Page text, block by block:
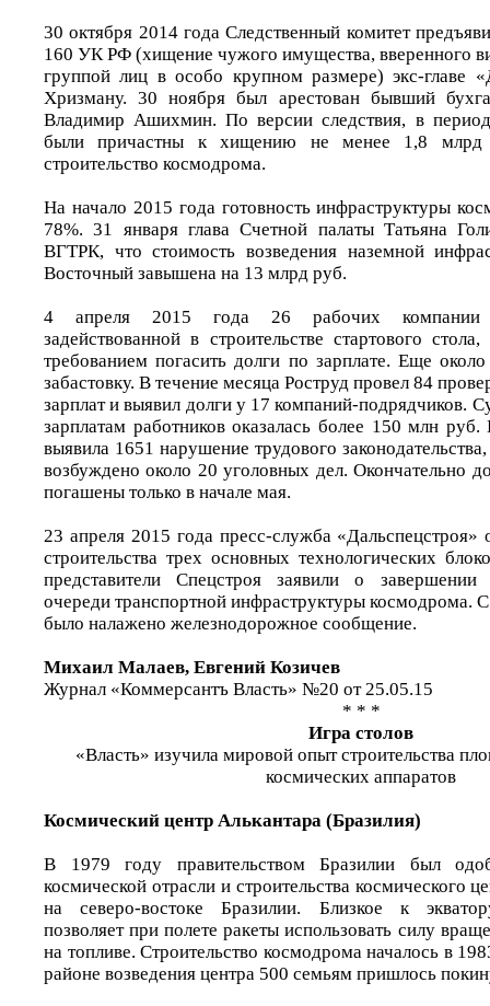
30 октября 2014 года Следственный комитет
160 УК РФ (хищение чужого имущества, вверенного
группой лиц в особо крупном размере) экс-главе
Хризману. 30 ноября был арестован бывший
Владимир Ашихмин. По версии следствия, в
были причастны к хищению не менее 1,8 млрд
строительство космодрома.
На начало 2015 года готовность инфраструктуры
78%. 31 января глава Счетной палаты Татьяна
ВГТРК, что стоимость возведения наземной
Восточный завышена на 13 млрд руб.
4 апреля 2015 года 26 рабочих компании
задействованной в строительстве стартового
требованием погасить долги по зарплате. Еще
забастовку. В течение месяца Роструд провел 84
зарплат и выявил долги у 17 компаний-подрядчиков.
зарплатам работников оказалась более 150 млн
выявила 1651 нарушение трудового
возбуждено около 20 уголовных дел. Окончательно
погашены только в начале мая.
23 апреля 2015 года пресс-служба «Дальспецстроя»
строительства трех основных технологических
представители Спецстроя заявили о завершении
очереди транспортной инфраструктуры космодрома.
было налажено железнодорожное сообщение.
Михаил Малаев, Евгений Козичев
Журнал «Коммерсантъ Власть» №20 от 25.05.15
* * *
Игра столов
«Власть» изучила мировой опыт строительства
космических аппаратов
Космический центр Алькантара (Бразилия)
В 1979 году правительством Бразилии был
космической отрасли и строительства космического
на северо-востоке Бразилии. Близкое к
позволяет при полете ракеты использовать силу
на топливе. Строительство космодрома началось в
районе возведения центра 500 семьям пришлось